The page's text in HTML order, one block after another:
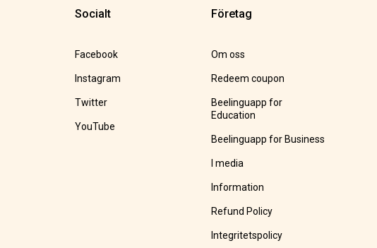
Socialt
Facebook
Instagram
Twitter
YouTube
Företag
Om oss
Redeem coupon
Beelinguapp for
Education
Beelinguapp for Business
I media
Information
Refund Policy
Integritetspolicy